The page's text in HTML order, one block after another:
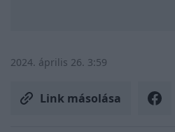
2024. április 26. 3:59
Link másolása